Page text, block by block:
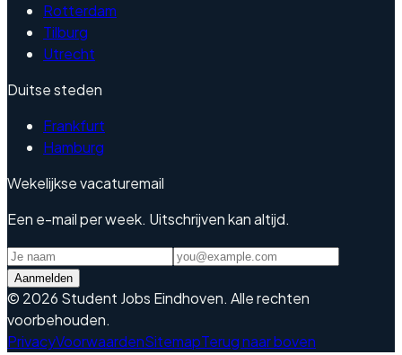
Rotterdam
Tilburg
Utrecht
Duitse steden
Frankfurt
Hamburg
Wekelijkse vacaturemail
Een e-mail per week. Uitschrijven kan altijd.
Aanmelden
© 2026 Student Jobs Eindhoven. Alle rechten
voorbehouden.
PrivacyVoorwaardenSitemapTerug naar boven